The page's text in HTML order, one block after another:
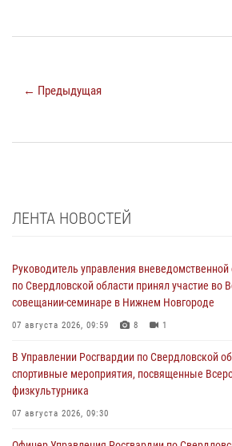
← Предыдущая
ЛЕНТА НОВОСТЕЙ
Руководитель управления
по Свердловской области принял участие во
совещании-семинаре в Нижнем Новгороде
07 августа 2026, 09:59 8 1
В Управлении Росгвардии по Свердловской
спортивные мероприятия, посвященные
физкультурника
07 августа 2026, 09:30